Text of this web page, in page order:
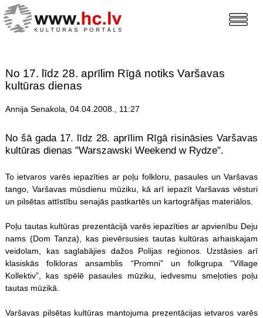
No 17. līdz 28. aprīlim Rīgā notiks Varšavas
kultūras dienas
Annija Senakola, 04.04.2008., 11:27
No šā gada 17. līdz 28. aprīlim Rīgā risināsies Varšavas
kultūras dienas "Warszawski Weekend w Rydze".
To ietvaros varēs iepazīties ar poļu folkloru, pasaules un Varšavas
tango, Varšavas mūsdienu mūziku, kā arī iepazīt Varšavas vēsturi
un pilsētas attīstību senajās pastkartēs un kartogrāfijas materiālos.
Poļu tautas kultūras prezentācijā varēs iepazīties ar apvienību Deju
nams (Dom Tanza), kas pievērsusies tautas kultūras arhaiskajam
veidolam, kas saglabājies dažos Polijas reģionos. Uzstāsies arī
klasiskās folkloras ansamblis “Promni” un folkgrupa “Village
Kollektiv”, kas spēlē pasaules mūziku, iedvesmu smeļoties poļu
tautas mūzikā.
Varšavas pilsētas kultūras mantojuma prezentācijas ietvaros varēs